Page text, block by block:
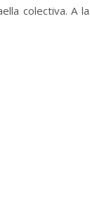
colectiva. A